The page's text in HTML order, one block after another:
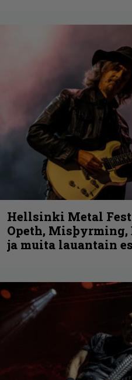
Hellsinki Metal
Opeth,
ja muita lauantain